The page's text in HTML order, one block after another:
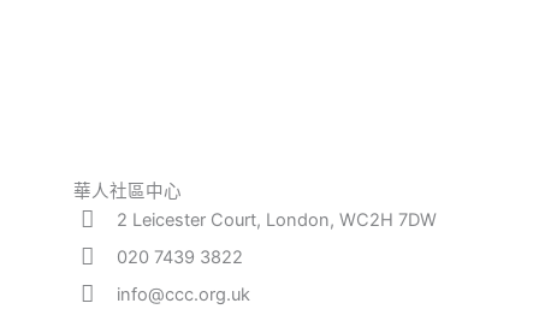
華人社區中心
2 Leicester Court, London, WC2H 7DW
020 7439 3822
info@ccc.org.uk